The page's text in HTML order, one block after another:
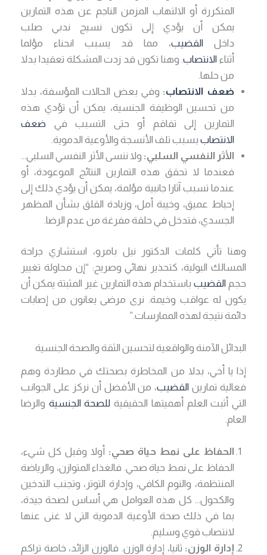
المتكررة أو الالتهاب المزمن الناجم عن هذه التمارين
يمكن أن يؤدي إلى تكون نسيج ندبي صلب
داخل القضيب، مما قد يسبب انحناء مؤلما
أثناء الانتصاب. وهنا تكون قد زدت المشكلة تعقيدا بدلا
من حلها.
ضعف الانتصاب: وفي بعض الحالات المؤسفة، بدلا
من تحسين الوظيفة الجنسية، يمكن أن تؤدي هذه
التمارين إلى تفاقم أو حتى التسبب في ضعف
الانتصاب بسبب تلف الأنسجة والأوعية الدموية.
الأثر النفسي السلبي: ولا ننسى الأثر النفسي السلبي…
فعندما لا تحقق هذه التمارين النتائج الموعودة، أو
عندما تسبب آثارا جانبية مؤلمة، يمكن أن يؤدي ذلك إلى
إحباط عميق، وخيبة أمل، وزيادة القلق بشأن المظهر
الجسدي، فتدخل في حلقة مفرغة من عدم الرضا.
وهنا تأتي كلمات الدكتور نيل بامرو، استشاري جراحة
المسالك البولية، كتحذير نهائي وصريح: “إن محاولة تغيير
حجم القضيبباستخدام هذه التمارين غير المثبتة يمكن أن
يكون له عواقب وخيمة. نرى مرضى يعانون من إصابات
دائمة نتيجة لهذه الممارسات.”
البدائل الآمنة والواقعية لتحسين الثقة والصحة الجنسية
إذا يا أخي، بدلا من المخاطرة بصحتك في مطاردة وهم
فعالية تمارين القضيب، من الأفضل أن نركز على الجوانب
التي أثبت العلم أهميتها الحقيقية للصحة الجنسية والرضا
العام.
الحفاظ على نمط حياة صحي: أولا وقبل كل شيء،
الحفاظ على نمط حياة صحي. فالغذاء المتوازن، والرياضة
المنتظمة، والنوم الكافي، وإدارة التوتر، وتجنب التدخين
والكحول… كل هذه العوامل هي أساس لصحة جيدة،
بما في ذلك صحة الأوعية الدموية التي لا غنى عنها
لانتصاب قوي وسليم.
إدارة الوزن: ثانيا، إدارة الوزن. فالوزن الزائد، خاصة تراكم